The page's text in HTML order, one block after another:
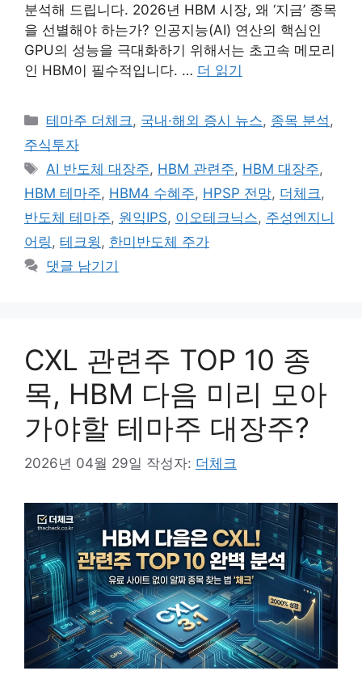
분석해 드립니다. 2026년 HBM 시장, 왜 ‘지금’ 종목
을 선별해야 하는가? 인공지능(AI) 연산의 핵심인
GPU의 성능을 극대화하기 위해서는 초고속 메모리
인 HBM이 필수적입니다. … 더 읽기
카
테
고
리
테마주 더체크 , 국내·해외 증시 뉴스, 종목 분석 ,
주식투자
태
그
AI 반도체 대장주, HBM 관련주, HBM 대장주,
HBM 테마주, HBM4 수혜주, HPSP 전망, 더체크 ,
반도체 테마주, 원익IPS, 이오테크닉스, 주성엔지니
어링 , 테크윙 , 한미반도체 주가
댓글 남기기
CXL 관련주 TOP 10 종
목, HBM 다음 미리 모아
가야할 테마주 대장주?
2026년 04월 29일 작성자: 더체크